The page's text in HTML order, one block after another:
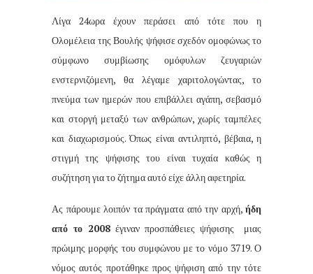
Λίγα 24ωρα έχουν περάσει από τότε που η
Ολομέλεια της Βουλής ψήφισε σχεδόν ομοφώνως το
σύμφωνο συμβίωσης ομόφυλων ζευγαριών
ενστερνιζόμενη, θα λέγαμε χαριτολογώντας, το
πνεύμα των ημερών που επιβάλλει αγάπη, σεβασμό
και στοργή μεταξύ των ανθρώπων, χωρίς ταμπέλες
και διαχωρισμούς. Όπως είναι αντιληπτό, βέβαια, η
στιγμή της ψήφισης του είναι τυχαία καθώς η
συζήτηση για το ζήτημα αυτό είχε άλλη αφετηρία.
Ας πάρουμε λοιπόν τα πράγματα από την αρχή, ήδη
από το 2008 έγιναν προσπάθειες ψήφισης
μιας
πρώιμης μορφής του συμφώνου με το νόμο 3719. Ο
νόμος αυτός προτάθηκε προς ψήφιση από την τότε